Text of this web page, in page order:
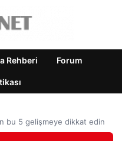
Rehberi Forum
bu 5 gelişmeye dikkat edin